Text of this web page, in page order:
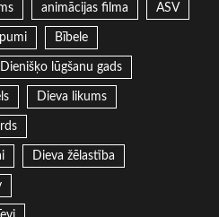
animācijas filma ASV
Bībele
Dienišķo lūgšanu gads
Dieva likums
Dieva žēlastība